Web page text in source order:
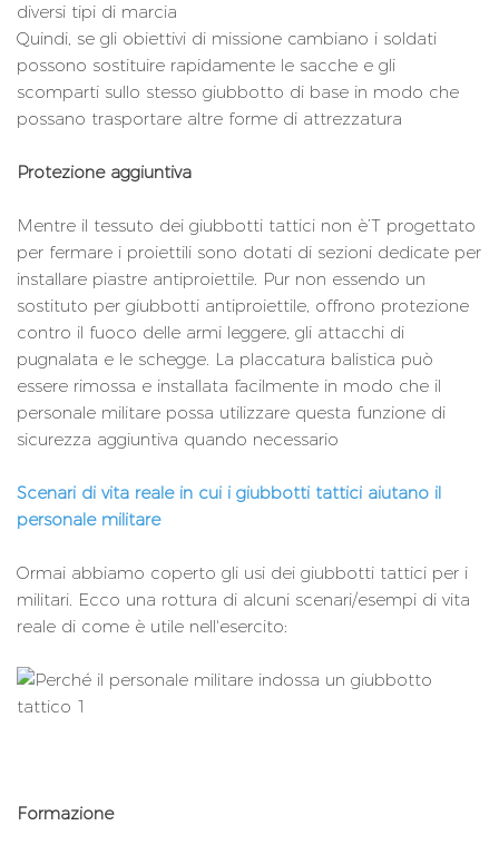
diversi tipi di marcia
Quindi, se gli obiettivi di missione cambiano i soldati
possono sostituire rapidamente le sacche e gli
scomparti sullo stesso giubbotto di base in modo che
possano trasportare altre forme di attrezzatura
Protezione aggiuntiva
Mentre il tessuto dei giubbotti tattici non è’T progettato
per fermare i proiettili sono dotati di sezioni dedicate per
installare piastre antiproiettile. Pur non essendo un
sostituto per giubbotti antiproiettile, offrono protezione
contro il fuoco delle armi leggere, gli attacchi di
pugnalata e le schegge. La placcatura balistica può
essere rimossa e installata facilmente in modo che il
personale militare possa utilizzare questa funzione di
sicurezza aggiuntiva quando necessario
Scenari di vita reale in cui i giubbotti tattici aiutano il
personale militare
Ormai abbiamo coperto gli usi dei giubbotti tattici per i
militari. Ecco una rottura di alcuni scenari/esempi di vita
reale di come è utile nell'esercito:
Formazione